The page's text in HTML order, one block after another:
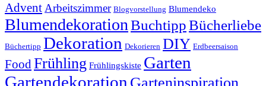
Advent Arbeitszimmer Blogvorstellung Blumendeko
Blumendekoration BuchtippBücherliebe
Büchertipp Dekoration Dekorieren DIY Erdbeersaison
FoodFrühling Frühlingskiste Garten
Gartendekoration